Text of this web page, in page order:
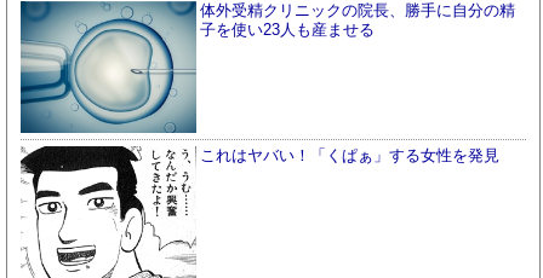
体外受精クリニックの院長、勝手に自分の精
子を使い23人も産ませる
これはヤバい！「くぱぁ」する女性を発見